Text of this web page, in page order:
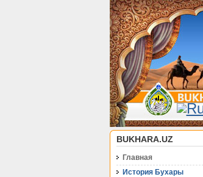
BUKHARA.UZ
Главная
История Бухары